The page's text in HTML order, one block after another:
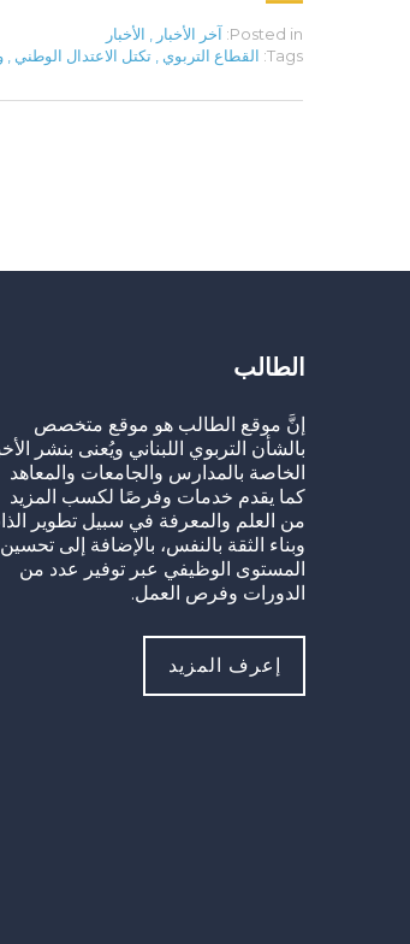
Posted in: آخر الأخبار
الأخبار
Tags: القطاع التربوي تكتل الاعتدال الوطني
الطالب
إنَّ موقع الطالب هو موقع متخصص
بالشأن التربوي اللبناني ويُعنى بنشر
الخاصة بالمدارس والجامعات والمعاهد
كما يقدم خدمات وفرصًا لكسب المزيد
من العلم والمعرفة في سبيل تطوير
وبناء الثقة بالنفس، بالإضافة إلى تحسين
المستوى الوظيفي عبر توفير عدد من
الدورات وفرص العمل.
إعرف المزيد